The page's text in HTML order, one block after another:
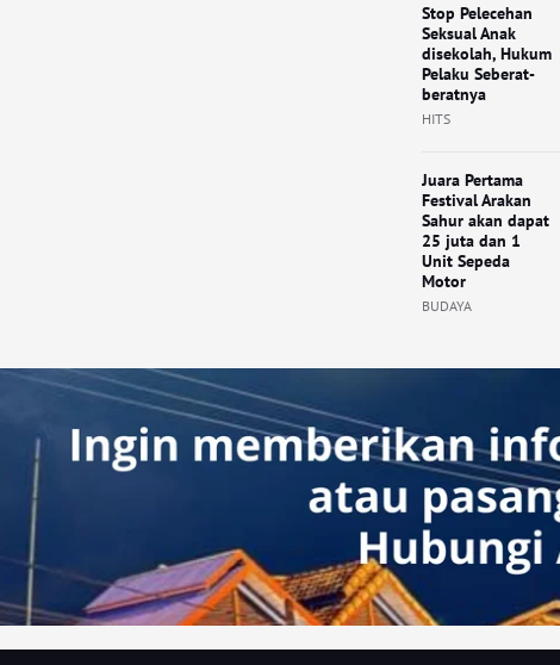
Stop Pelecehan
Seksual Anak
disekolah, Hukum
Pelaku Seberat-
beratnya
HITS
Juara Pertama
Festival Arakan
Sahur akan dapat
25 juta dan 1
Unit Sepeda
Motor
BUDAYA